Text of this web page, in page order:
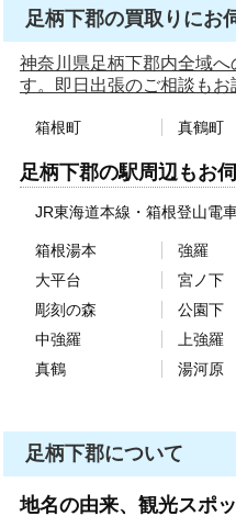
足柄下郡の買取りにお
神奈川県足柄下郡内全域
す。即日出張のご相談もお
箱根町 真鶴町
足柄下郡の駅周辺もお
JR東海道本線 箱根登山電
箱根湯本 強羅
大平台
宮ノ下
彫刻の森
公園下
中強羅
上強羅
真鶴
湯河原
足柄下郡について
地名の由来、観光スポ